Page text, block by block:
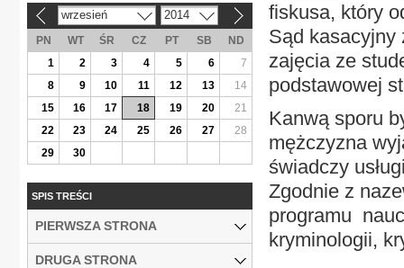
fiskusa, który
Sąd kasacyjny
zajęcia ze
podstawowej
Kanwą sporu
mężczyzna
świadczy
Zgodnie z
programu
kryminologii,
wrzesień 2014
PN WT ŚR CZ PT SB
ND
1
2 3 4 5 6
7
8
9 10 11 12 13
14
15
16 17 18 19 20
21
22
23 24 25 26 27
28
29
30
SPIS TREŚCI
PIERWSZA STRONA
DRUGA STRONA